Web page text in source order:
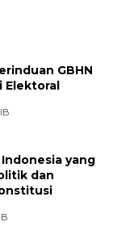
GBHN
Elektoral
yang
dan